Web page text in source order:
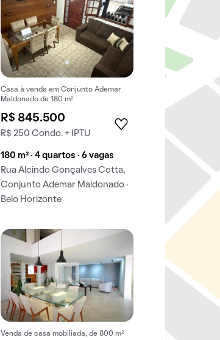
Casa à venda em Conjunto Ademar
Maldonado de 180 m².
R$ 845.500
R$ 250 Condo. + IPTU
180 m² · 4 quartos · 6 vagas
Rua Alcindo Gonçalves Cotta,
Conjunto Ademar Maldonado ·
Belo Horizonte
Venda de casa mobiliada, de 800 m²